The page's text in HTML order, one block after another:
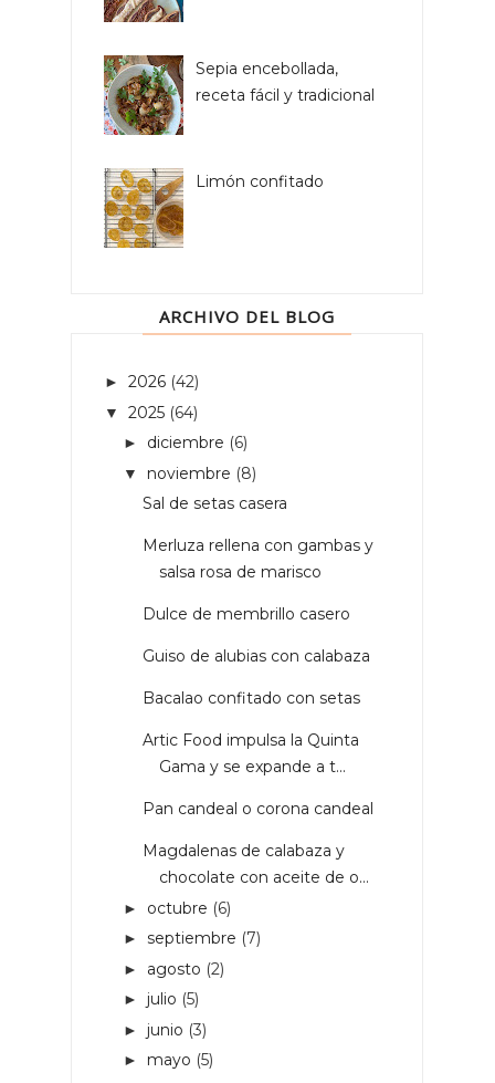
Sepia encebollada,
receta fácil y tradicional
Limón confitado
ARCHIVO DEL BLOG
► 2026 (42)
▼ 2025 (64)
► diciembre (6)
▼ noviembre (8)
Sal de setas casera
Merluza rellena con gambas y
salsa rosa de marisco
Dulce de membrillo casero
Guiso de alubias con calabaza
Bacalao confitado con setas
Artic Food impulsa la Quinta
Gama y se expande a t...
Pan candeal o corona candeal
Magdalenas de calabaza y
chocolate con aceite de o...
► octubre (6)
► septiembre (7)
► agosto (2)
► julio (5)
► junio (3)
► mayo (5)